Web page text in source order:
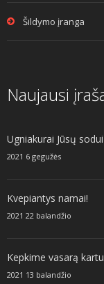
Šildymo įranga
Naujausi
Ugniakurai Jūsų
2021 6 gegužės
Kvepiantys namai!
2021 22 balandžio
Kepkime vasarą
2021 13 balandžio